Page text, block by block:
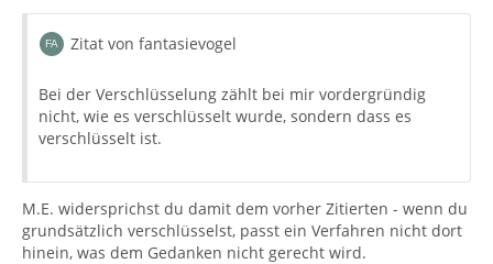
Zitat von fantasievogel
Bei der Verschlüsselung zählt bei mir vordergründig
nicht, wie es verschlüsselt wurde, sondern dass es
verschlüsselt ist.
M.E. widersprichst du damit dem vorher Zitierten - wenn du
grundsätzlich verschlüsselst, passt ein Verfahren nicht dort
hinein, was dem Gedanken nicht gerecht wird.